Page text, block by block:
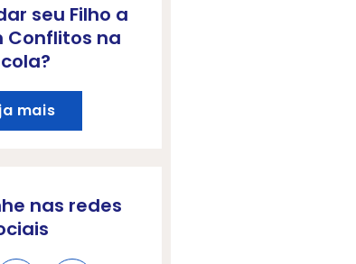
seu Filho a
Conflitos na
mais
nas redes